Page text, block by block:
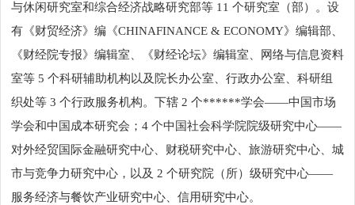
与休闲研究室和综合经济战略研究部等 11 个研究室（部）。设
有《财贸经济》编《CHINAFINANCE & ECONOMY》编辑部、
《财经院专报》编辑室、《财经论坛》编辑室、网络与信息资料
室等 5 个科研辅助机构以及院长办公室、行政办公室、科研组
织处等 3 个行政服务机构。下辖 2 个******学会——中国市场
学会和中国成本研究会； 4 个中国社会科学院院级研究中心——
对外经贸国际金融研究中心、财税研究中心、旅游研究中心、城
市与竞争力研究中心，以及 2 个研究院（所）级研究中心——
服务经济与餐饮产业研究中心、信用研究中心。